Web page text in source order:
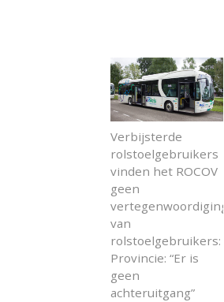
Verbijsterde
rolstoelgebruikers
vinden het ROCOV
geen
vertegenwoordiging
van
rolstoelgebruikers:
Provincie: “Er is
geen
achteruitgang”